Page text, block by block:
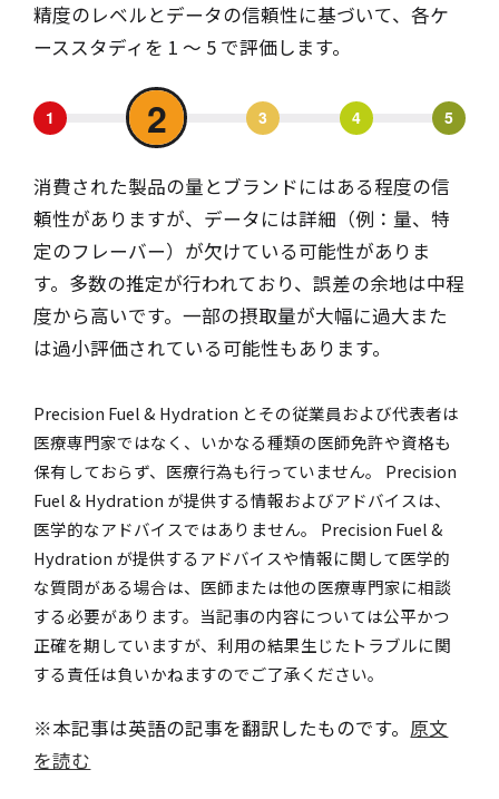
精度のレベルとデータの信頼性に基づいて、各ケ
ーススタディを 1 ～ 5 で評価します。
1 2 3 4 5
消費された製品の量とブランドにはある程度の信
頼性がありますが、データには詳細（例：量、特
定のフレーバー）が欠けている可能性がありま
す。多数の推定が行われており、誤差の余地は中程
度から高いです。一部の摂取量が大幅に過大また
は過小評価されている可能性もあります。
Precision Fuel & Hydration とその従業員および代表者は
医療専門家ではなく、いかなる種類の医師免許や資格も
保有しておらず、医療行為も行っていません。 Precision
Fuel & Hydration が提供する情報およびアドバイスは、
医学的なアドバイスではありません。 Precision Fuel &
Hydration が提供するアドバイスや情報に関して医学的
な質問がある場合は、医師または他の医療専門家に相談
する必要があります。当記事の内容については公平かつ
正確を期していますが、利用の結果生じたトラブルに関
する責任は負いかねますのでご了承ください。
※本記事は英語の記事を翻訳したものです。 原文
を読む